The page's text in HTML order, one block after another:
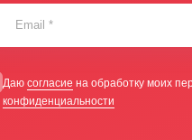
Email *
Даю согласие на обработку моих
конфиденциальности